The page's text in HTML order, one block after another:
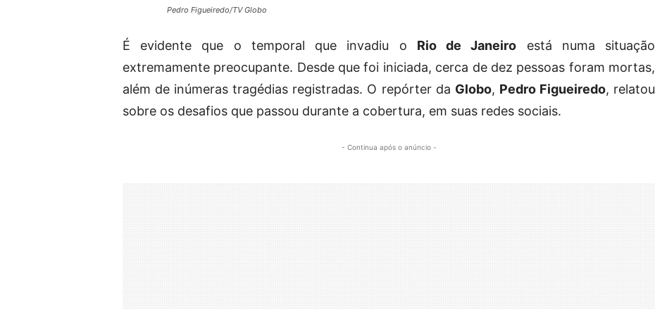
Pedro Figueiredo/TV Globo
É evidente que o temporal que invadiu o Rio de Janeiro está numa situação
extremamente preocupante. Desde que foi iniciada, cerca de dez pessoas foram mortas,
além de inúmeras tragédias registradas. O repórter da Globo, Pedro Figueiredo, relatou
sobre os desafios que passou durante a cobertura, em suas redes sociais.
- Continua após o anúncio -